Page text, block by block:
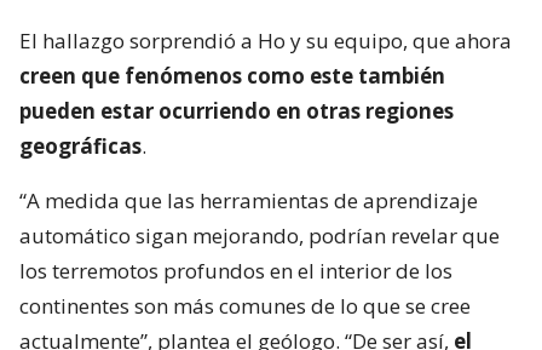
El hallazgo sorprendió a Ho y su equipo, que ahora
creen que fenómenos como este también
pueden estar ocurriendo en otras regiones
geográficas.
“A medida que las herramientas de aprendizaje
automático sigan mejorando, podrían revelar que
los terremotos profundos en el interior de los
continentes son más comunes de lo que se cree
actualmente”, plantea el geólogo. “De ser así, el